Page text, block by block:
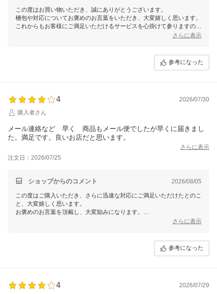
この度はお買い物いただき、誠にありがとうございます。
梱包や対応についてお褒めのお言葉をいただき、大変嬉しく思います。
これからもお客様にご満足いただけるサービスを心掛けて参りますの
さらに表示
参考になった
4
2026/07/30
購入者さん
メール連絡など 早く 商品もメール便でしたが早くに届きまし
た。満足です。良いお店だと思います。
さらに表示
注文日：2026/07/25
ショップからのコメント 2026/08/05
この度はご購入いただき、さらに迅速な対応にご満足いただけたとのこ
と、大変嬉しく思います。
お褒めのお言葉を頂戴し、大変励みになります。
また機会がございましたらご利用いただけますと幸いです。
この度は、当店をご利用いただきまして誠にありがとうございました。
さらに表示
参考になった
4
2026/07/29